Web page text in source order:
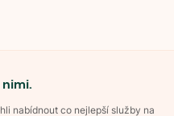
nabídnout co nejlepší služby na